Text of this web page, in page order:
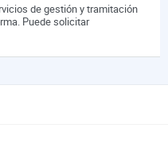
de gestión y tramitación
Puede solicitar